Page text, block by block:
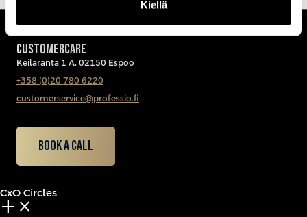
Kiellä
CUSTOMERCARE
Keilaranta 1 A, 02150 Espoo
+358 (0)20 780 6220
customerservice@professio.fi
Book a call
CxO Circles
add_2 close